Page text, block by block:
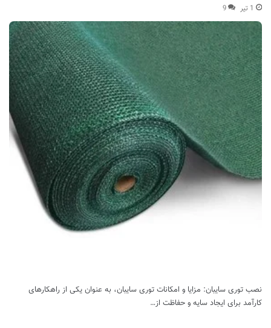
1 تیر 9
نصب توری سایبان: مزایا و امکانات توری سایبان، به عنوان یکی از راهکارهای
کارآمد برای ایجاد سایه و حفاظت از…